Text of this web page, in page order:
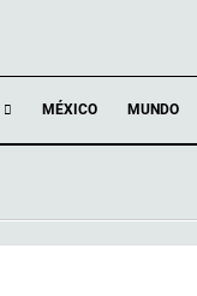
MÉXICO MUNDO